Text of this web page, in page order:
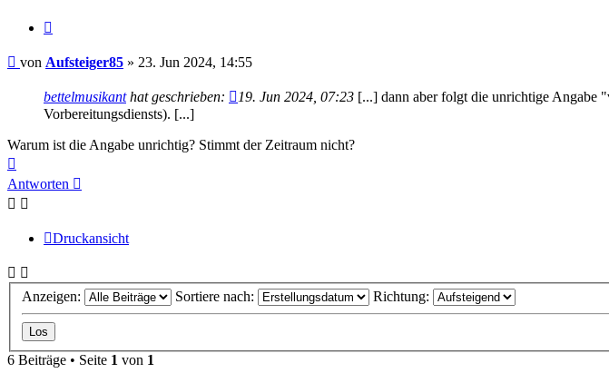
Beitrag
von Aufsteiger85 » 23. Jun 2024, 14:55
bettelmusikanthat geschrieben: 19. Jun 2024, 07:23 [...] dann aber folgt die unrichtige Angabe
Vorbereitungsdiensts). [...]
Warum ist die Angabe unrichtig? Stimmt der Zeitraum nicht?
oben
Antworten
Druckansicht
Anzeigen: Sortiere nach: Richtung:
6 Beiträge • Seite 1 von 1